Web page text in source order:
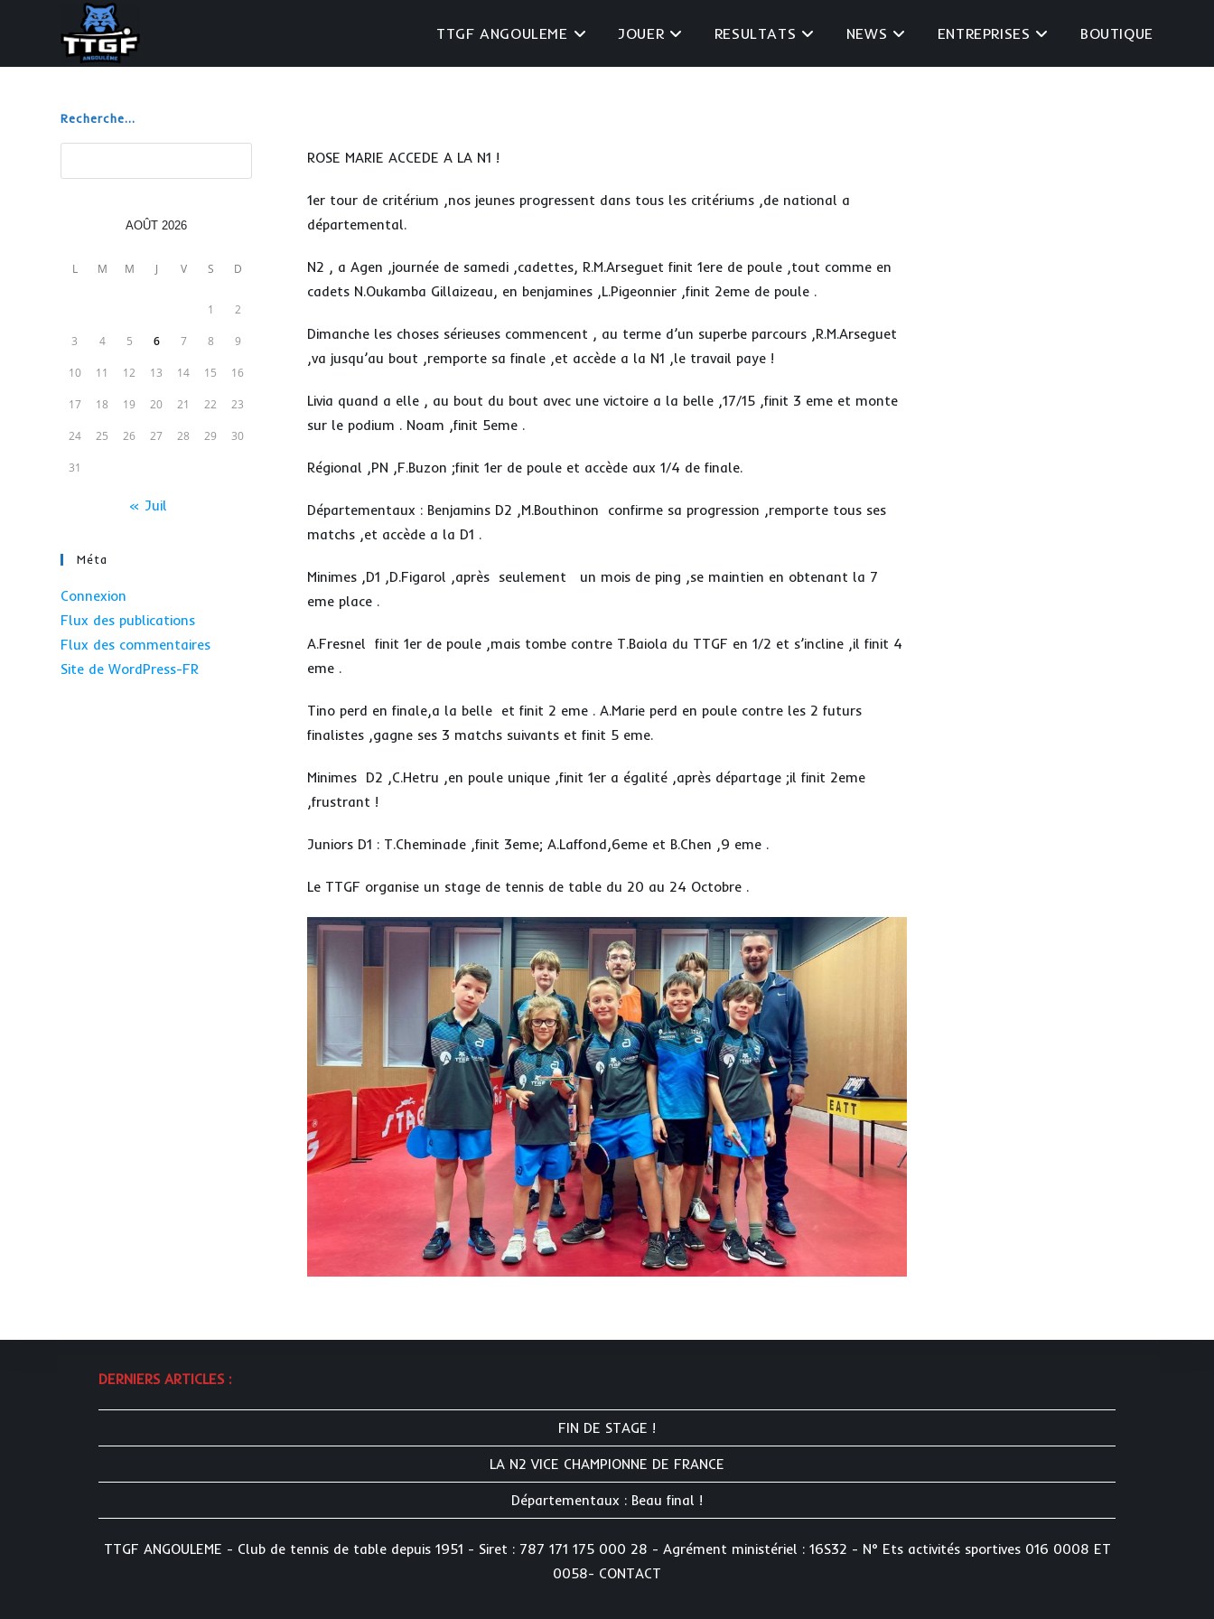
TTGF ANGOULEME JOUER RESULTATS NEWS ENTREPRISES BOUTIQUE
ROSE MARIE ACCEDE A LA N1 !
1er tour de critérium ,nos jeunes progressent dans tous les critériums ,de national a
départemental.
N2 , a Agen ,journée de samedi ,cadettes, R.M.Arseguet finit 1ere de poule ,tout comme en
cadets N.Oukamba Gillaizeau, en benjamines ,L.Pigeonnier ,finit 2eme de poule .
Dimanche les choses sérieuses commencent , au terme d’un superbe parcours ,R.M.Arseguet
,va jusqu’au bout ,remporte sa finale ,et accède a la N1 ,le travail paye !
Livia quand a elle , au bout du bout avec une victoire a la belle ,17/15 ,finit 3 eme et monte
sur le podium . Noam ,finit 5eme .
Régional ,PN ,F.Buzon ;finit 1er de poule et accède aux 1/4 de finale.
Départementaux : Benjamins D2 ,M.Bouthinon confirme sa progression ,remporte tous ses
matchs ,et accède a la D1 .
Minimes ,D1 ,D.Figarol ,après seulement un mois de ping ,se maintien en obtenant la 7
eme place .
A.Fresnel finit 1er de poule ,mais tombe contre T.Baiola du TTGF en 1/2 et s’incline ,il finit 4
eme .
Tino perd en finale,a la belle et finit 2 eme . A.Marie perd en poule contre les 2 futurs
finalistes ,gagne ses 3 matchs suivants et finit 5 eme.
Minimes D2 ,C.Hetru ,en poule unique ,finit 1er a égalité ,après départage ;il finit 2eme
,frustrant !
Juniors D1 : T.Cheminade ,finit 3eme; A.Laffond,6eme et B.Chen ,9 eme .
Le TTGF organise un stage de tennis de table du 20 au 24 Octobre .
Recherche...
AOÛT 2026
L M M J V S D
1 2
3 4 5 6 7 8 9
10 11 12 13 14 15 16
17 18 19 20 21 22 23
24 25 26 27 28 29 30
31
« Juil
Méta
Connexion
Flux des publications
Flux des commentaires
Site de WordPress-FR
DERNIERS ARTICLES :
FIN DE STAGE !
LA N2 VICE CHAMPIONNE DE FRANCE
Départementaux : Beau final !
TTGF ANGOULEME - Club de tennis de table depuis 1951 - Siret : 787 171 175 000 28 - Agrément ministériel : 16S32 - N° Ets activités sportives 016 0008 ET
0058- CONTACT